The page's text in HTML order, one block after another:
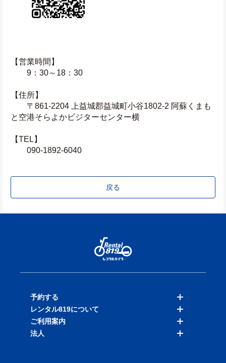
【営業時間】
9：30～18：30
【住所】
〒861-2204 上益城郡益城町小谷1802-2 阿蘇くまも
と空港そらよかビジターセンター横
【TEL】
090-1892-6040
戻る
予約する
バイクを探す
店舗を探す
レンタル819について
料金表
ご利用案内
法人